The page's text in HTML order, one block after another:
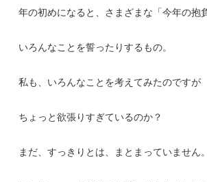
年の初めになると、さまざまな「今年の抱
いろんなことを誓ったりするもの。
私も、いろんなことを考えてみたのですが
ちょっと欲張りすぎているのか？
まだ、すっきりとは、まとまっていません。